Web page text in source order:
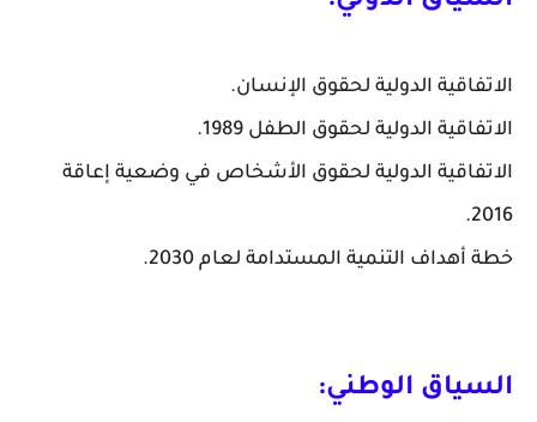
الاتفاقية الدولية لحقوق الإنسان.
الاتفاقية الدولية لحقوق الطفل 1989.
الاتفاقية الدولية لحقوق الأشخاص في وضعية إعاقة
2016.
خطة أهداف التنمية المستدامة لعام 2030.
السياق الوطني: